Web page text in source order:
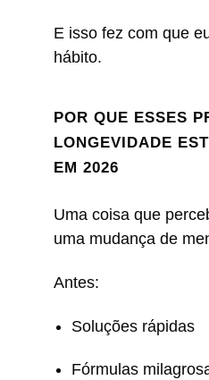
E isso fez com que
hábito.
POR QUE ESSES
LONGEVIDADE
EM 2026
Uma coisa que
uma mudança de
Antes:
Soluções rápidas
Fórmulas